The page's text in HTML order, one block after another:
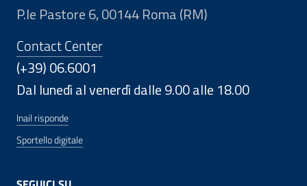
P.le Pastore 6, 00144 Roma (RM)
Contact Center
(+39) 06.6001
Dal lunedì al venerdì dalle 9.00 alle 18.00
Inail risponde
Sportello digitale